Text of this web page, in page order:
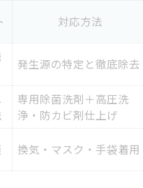
対応方法
発生源の特定と徹底除去
専用除菌洗剤＋高圧洗
浄・防カビ剤仕上げ
換気・マスク・手袋着用